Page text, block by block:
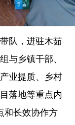
队，进驻木茹
与乡镇干部、
业提质、乡村
落地等重点内
和长效协作方